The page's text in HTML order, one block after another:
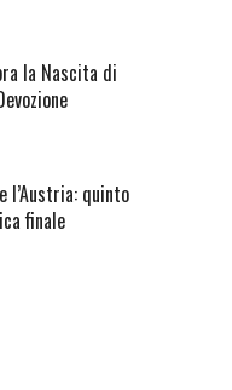
la Nascita di
l’Austria: quinto
finale